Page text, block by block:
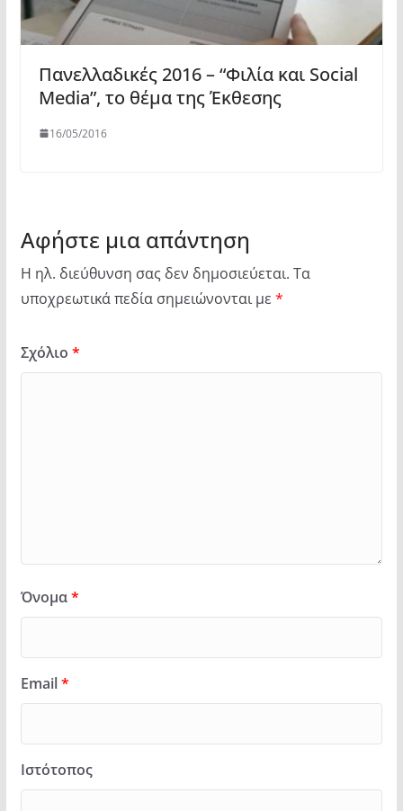
Πανελλαδικές 2016 – “Φιλία και Social
Media”, το θέμα της Έκθεσης
16/05/2016
Αφήστε μια απάντηση
Η ηλ. διεύθυνση σας δεν δημοσιεύεται. Τα
υποχρεωτικά πεδία σημειώνονται με *
Σχόλιο *
Όνομα*
Email*
Ιστότοπος